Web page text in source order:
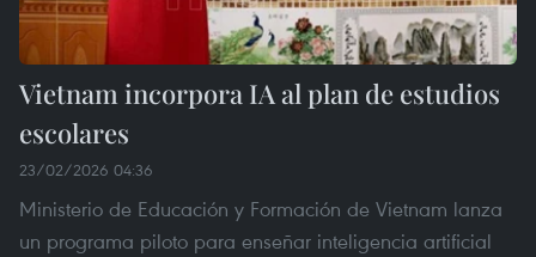
Vietnam incorpora IA al plan de estudios
escolares
23/02/2026 04:36
Ministerio de Educación y Formación de Vietnam lanza
un programa piloto para enseñar inteligencia artificial